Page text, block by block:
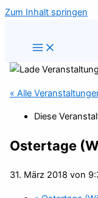
Zum Inhalt springen
« Alle
Diese
Ostertage
31. März 2018 von